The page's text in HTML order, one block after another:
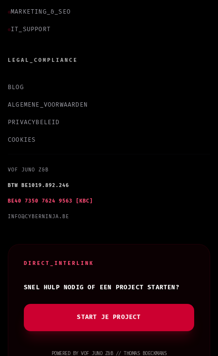
MARKETING_&_SEO
IT_SUPPORT
LEGAL_COMPLIANCE
BLOG
ALGEMENE_VOORWAARDEN
PRIVACYBELEID
COOKIES
VOF JUNO Z&B
BTW BE1019.892.246
BE40 7350 7624 9563 [KBC]
INFO@CYBERNINJA.BE
DIRECT_INTERLINK
SNEL HULP NODIG OF EEN PROJECT STARTEN?
START JE PROJECT
POWERED BY VOF JUNO Z&B // THOMAS BOECKMANS